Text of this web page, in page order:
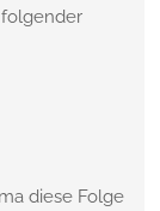
diese Folge